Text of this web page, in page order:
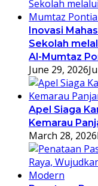
Inovasi
Sekolah
Al-Mumtaz
June 29, 2026
Apel Siaga
Kemarau
March 28, 2026